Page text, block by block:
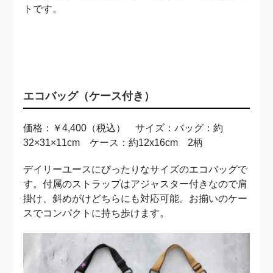
トです。
エコバッグ（ケース付き）
価格：￥4,400（税込） サイズ：バッグ：約
32×31×11cm ケース：約12x16cm 2柄
デイリーユースにぴったりなサイズのエコバッグで
す。付属のストラップはアジャスター付きなので肩
掛け、斜めがけどちらにも対応可能。お揃いのケー
スでコンパクトに持ち歩けます。